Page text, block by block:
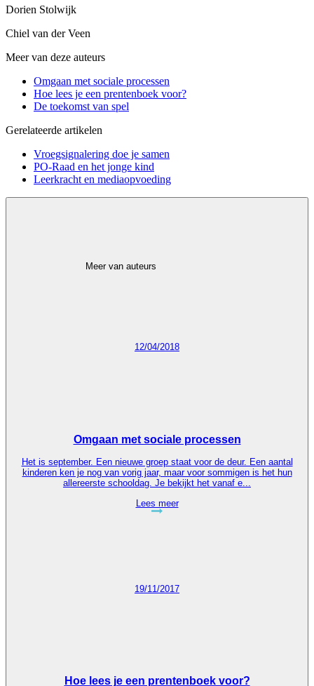
Dorien Stolwijk
Chiel van der Veen
Meer van deze auteurs
Omgaan met sociale processen
Hoe lees je een prentenboek voor?
De toekomst van spel
Gerelateerde artikelen
Vroegsignalering doe je samen
PO-Raad en het jonge kind
Leerkracht en mediaopvoeding
Meer van auteurs
12/04/2018
Omgaan met sociale processen
Het is september. Een nieuwe groep staat voor de deur. Een aantal
kinderen ken je nog van vorig jaar, maar voor sommigen is het hun
allereerste schooldag. Je bekijkt het vanaf e...
Lees meer
19/11/2017
Hoe lees je een prentenboek voor?